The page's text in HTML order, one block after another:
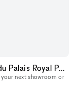
Stunning Shop of 204m2 - Jardins du Palais Royal Paris
next showroom or